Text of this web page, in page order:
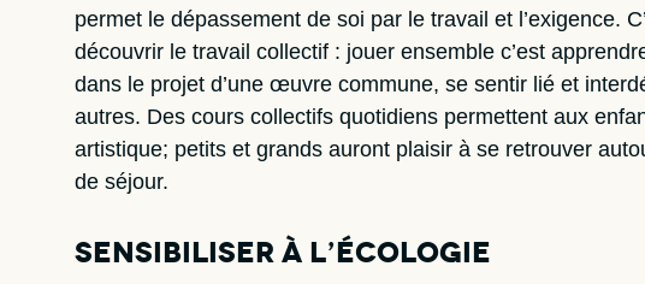
permet le dépassement de soi par le travail et l’exigence.
découvrir le travail collectif : jouer ensemble c’est
dans le projet d’une œuvre commune, se sentir lié et
autres. Des cours collectifs quotidiens permettent aux
artistique; petits et grands auront plaisir à se retrouver
de séjour.
Sensibiliser à l’écologie